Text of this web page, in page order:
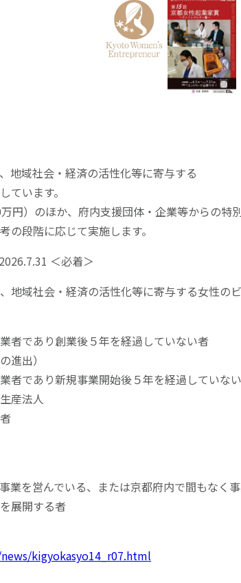
地域社会・経済の活性化等に寄与する
ています。
円）のほか、府内支援団体・企業等からの特
の段階に応じて実施します。
＜必着＞
地域社会・経済の活性化等に寄与する女性の
者であり創業後５年を経過していない者
進出）
者であり新規事業開始後５年を経過していな
産法人
業を営んでいる、または京都府内で間もなく
展開する者
kigyokasyo14_r07.html